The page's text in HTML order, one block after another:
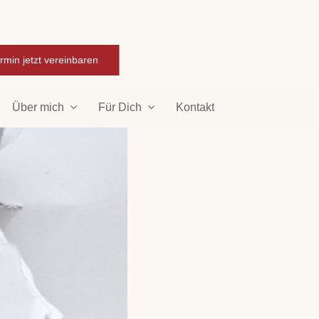
jetzt vereinbaren
Über mich Für Dich Kontakt